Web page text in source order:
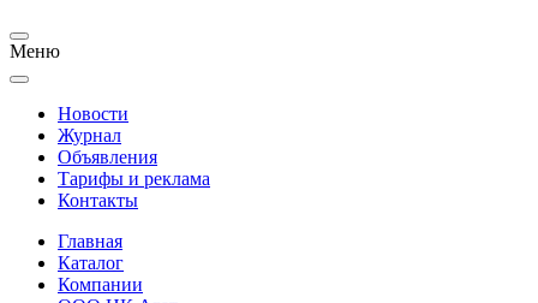
Меню
Новости
Журнал
Объявления
Тарифы и реклама
Контакты
Главная
Каталог
Компании